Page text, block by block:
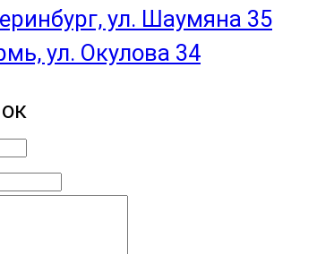
ул. Шаумяна 35
ул. Окулова 34